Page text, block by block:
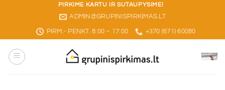
PIRKIME KARTU IR SUTAUPYSIME!
ADMIN@GRUPINISPIRKIMAS.LT
PIRM.- PENKT. 8:00 – 17:00 +370 (671) 60080